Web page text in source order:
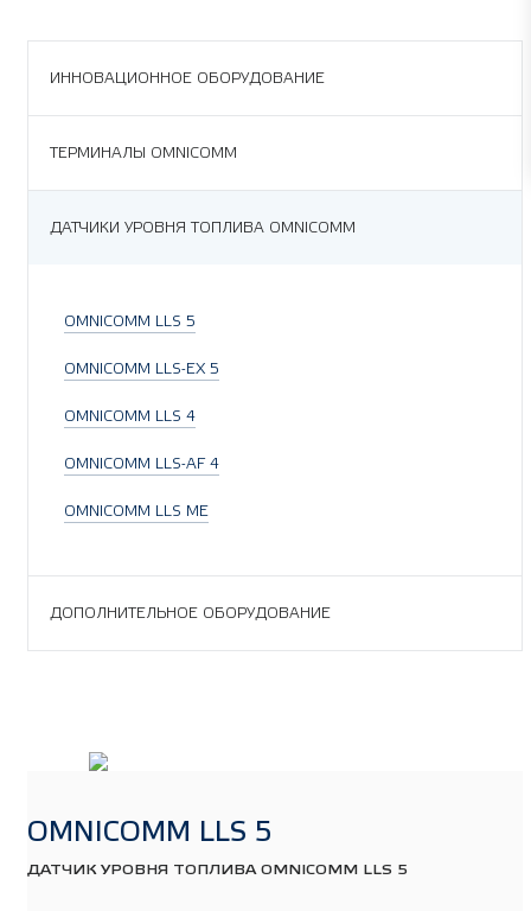
ИННОВАЦИОННОЕ ОБОРУДОВАНИЕ
ТЕРМИНАЛЫ OMNICOMM
ДАТЧИКИ УРОВНЯ ТОПЛИВА OMNICOMM
OMNICOMM LLS 5
OMNICOMM LLS-EX 5
OMNICOMM LLS 4
OMNICOMM LLS-AF 4
OMNICOMM LLS ME
ДОПОЛНИТЕЛЬНОЕ ОБОРУДОВАНИЕ
OMNICOMM LLS 5
ДАТЧИК УРОВНЯ ТОПЛИВА OMNICOMM LLS 5